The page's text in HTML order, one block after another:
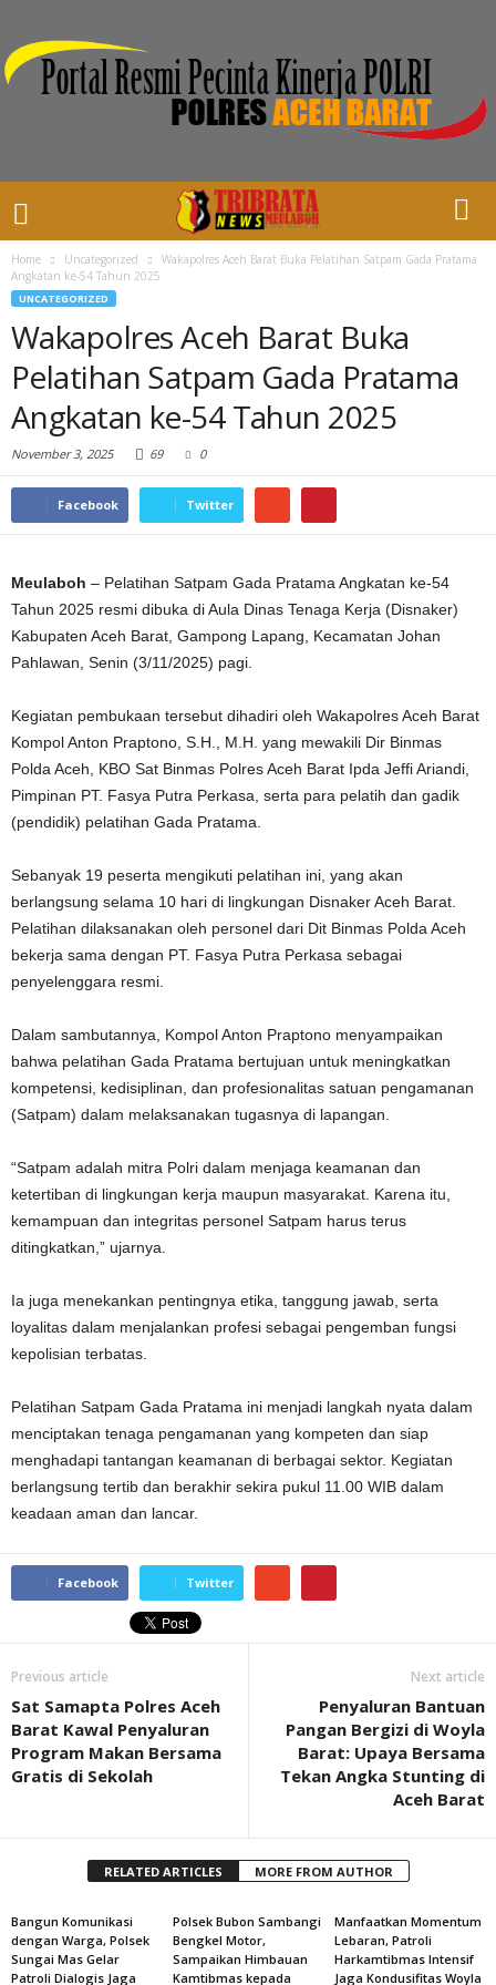
Home Uncategorized
Wakapolres Aceh Barat Buka Pelatihan Satpam Gada Pratama
Angkatan ke-54 Tahun 2025
UNCATEGORIZED
Wakapolres Aceh Barat Buka
Pelatihan Satpam Gada Pratama
Angkatan ke-54 Tahun 2025
November 3, 2025 69 0
Facebook Twitter
Meulaboh – Pelatihan Satpam Gada Pratama Angkatan ke-54
Tahun 2025 resmi dibuka di Aula Dinas Tenaga Kerja (Disnaker)
Kabupaten Aceh Barat, Gampong Lapang, Kecamatan Johan
Pahlawan, Senin (3/11/2025) pagi.
Kegiatan pembukaan tersebut dihadiri oleh Wakapolres Aceh Barat
Kompol Anton Praptono, S.H., M.H. yang mewakili Dir Binmas
Polda Aceh, KBO Sat Binmas Polres Aceh Barat Ipda Jeffi Ariandi,
Pimpinan PT. Fasya Putra Perkasa, serta para pelatih dan gadik
(pendidik) pelatihan Gada Pratama.
Sebanyak 19 peserta mengikuti pelatihan ini, yang akan
berlangsung selama 10 hari di lingkungan Disnaker Aceh Barat.
Pelatihan dilaksanakan oleh personel dari Dit Binmas Polda Aceh
bekerja sama dengan PT. Fasya Putra Perkasa sebagai
penyelenggara resmi.
Dalam sambutannya, Kompol Anton Praptono menyampaikan
bahwa pelatihan Gada Pratama bertujuan untuk meningkatkan
kompetensi, kedisiplinan, dan profesionalitas satuan pengamanan
(Satpam) dalam melaksanakan tugasnya di lapangan.
“Satpam adalah mitra Polri dalam menjaga keamanan dan
ketertiban di lingkungan kerja maupun masyarakat. Karena itu,
kemampuan dan integritas personel Satpam harus terus
ditingkatkan,” ujarnya.
Ia juga menekankan pentingnya etika, tanggung jawab, serta
loyalitas dalam menjalankan profesi sebagai pengemban fungsi
kepolisian terbatas.
Pelatihan Satpam Gada Pratama ini menjadi langkah nyata dalam
menciptakan tenaga pengamanan yang kompeten dan siap
menghadapi tantangan keamanan di berbagai sektor. Kegiatan
berlangsung tertib dan berakhir sekira pukul 11.00 WIB dalam
keadaan aman dan lancar.
Facebook Twitter
Previous article
Sat Samapta Polres Aceh
Barat Kawal Penyaluran
Program Makan Bersama
Gratis di Sekolah
Next article
Penyaluran Bantuan
Pangan Bergizi di Woyla
Barat: Upaya Bersama
Tekan Angka Stunting di
Aceh Barat
RELATED ARTICLES MORE FROM AUTHOR
Bangun Komunikasi
dengan Warga, Polsek
Sungai Mas Gelar
Patroli Dialogis Jaga
Polsek Bubon Sambangi
Bengkel Motor,
Sampaikan Himbauan
Kamtibmas kepada
Manfaatkan Momentum
Lebaran, Patroli
Harkamtibmas Intensif
Jaga Kondusifitas Woyla